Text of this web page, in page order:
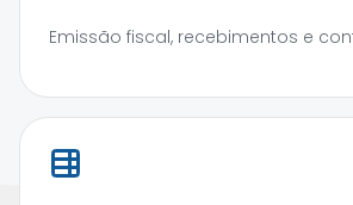
Emissão fiscal, recebimentos e